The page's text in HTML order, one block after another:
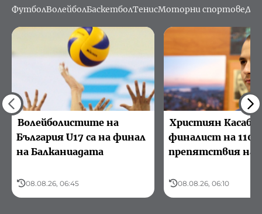
ФутболВолейболБаскетболТенисМоторни спортове
Волейболистите на
България U17 са на финал
на Балканиадата
08.08.26, 06:45
Християн
финалист на 110
препятствия на
08.08.26, 06:10